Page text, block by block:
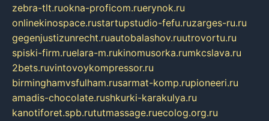
zebra-tlt.ruokna-proficom.ruerynok.ru
onlinekinospace.rustartupstudio-fefu.ruzarges-ru.ru
gegenjustizunrecht.ruautobalashov.ruutrovortu.ru
spiski-firm.ruelara-m.rukinomusorka.rumkcslava.ru
2bets.ruvintovoykompressor.ru
birminghamvsfulham.rusarmat-komp.rupioneeri.ru
amadis-chocolate.rushkurki-karakulya.ru
kanotiforet.spb.rututmassage.ruecolog.org.ru